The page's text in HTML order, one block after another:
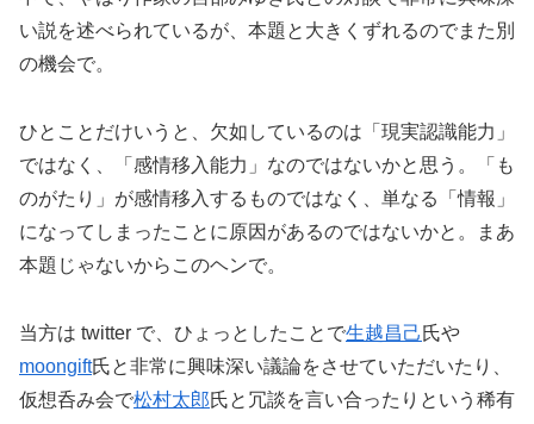
い説を述べられているが、本題と大きくずれるのでまた別
の機会で。
ひとことだけいうと、欠如しているのは「現実認識能力」
ではなく、「感情移入能力」なのではないかと思う。「も
のがたり」が感情移入するものではなく、単なる「情報」
になってしまったことに原因があるのではないかと。まあ
本題じゃないからこのヘンで。
当方は twitter で、ひょっとしたことで生越昌己 氏や
moongift氏と非常に興味深い議論をさせていただいたり、
仮想呑み会で松村太郎氏と冗談を言い合ったりという稀有